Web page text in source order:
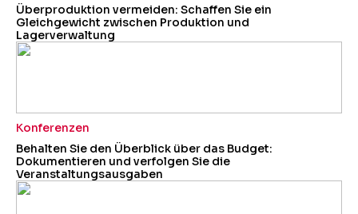
Überproduktion vermeiden: Schaffen Sie ein
Gleichgewicht zwischen Produktion und
Lagerverwaltung
Behalten Sie den Überblick über das Budget:
Dokumentieren und verfolgen Sie die
Veranstaltungsausgaben
Konferenzen